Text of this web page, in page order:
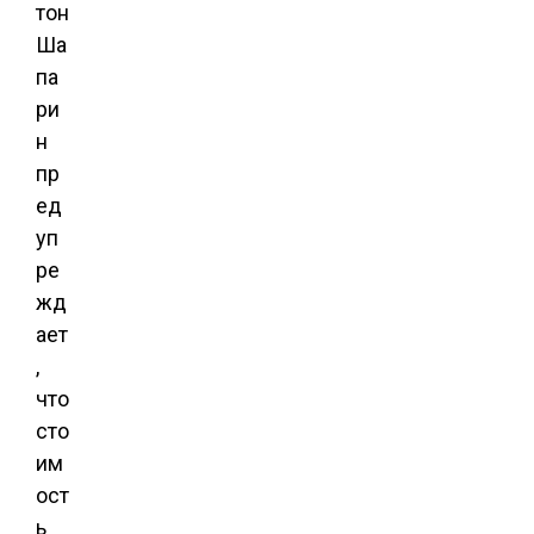
тон
Ша
па
ри
н
пр
ед
уп
ре
жд
ает
,
что
сто
им
ост
ь